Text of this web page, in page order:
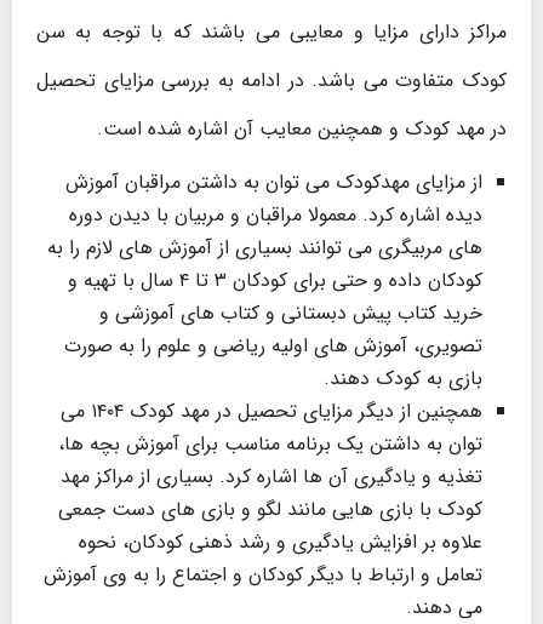
مراکز دارای مزایا و معایبی می باشند که با توجه به سن
کودک متفاوت می باشد. در ادامه به بررسی مزایای تحصیل
در مهد کودک و همچنین معایب آن اشاره شده است.
از مزایای مهدکودک می توان به داشتن مراقبان آموزش
دیده اشاره کرد. معمولا مراقبان و مربیان با دیدن دوره
های مربیگری می توانند بسیاری از آموزش های لازم را به
کودکان داده و حتی برای کودکان ۳ تا ۴ سال با تهیه و
خرید کتاب پیش دبستانی و کتاب های آموزشی و
تصویری، آموزش های اولیه ریاضی و علوم را به صورت
بازی به کودک دهند.
همچنین از دیگر مزایای تحصیل در مهد کودک ۱۴۰۴ می
توان به داشتن یک برنامه مناسب برای آموزش بچه ها،
تغذیه و یادگیری آن ها اشاره کرد. بسیاری از مراکز مهد
کودک با بازی هایی مانند لگو و بازی های دست جمعی
علاوه بر افزایش یادگیری و رشد ذهنی کودکان، نحوه
تعامل و ارتباط با دیگر کودکان و اجتماع را به وی آموزش
می دهند.